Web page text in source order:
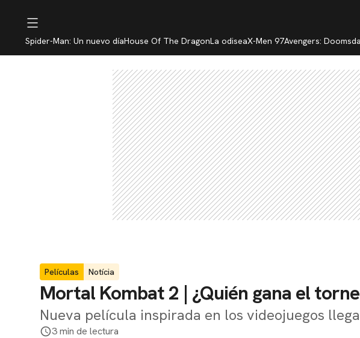
Spider-Man: Un nuevo díaHouse Of The DragonLa odiseaX-Men 97Avengers:
Películas Notícia
Mortal Kombat 2 | ¿Quién gana el
Nueva película inspirada en los videojuegos
3 min de lectura